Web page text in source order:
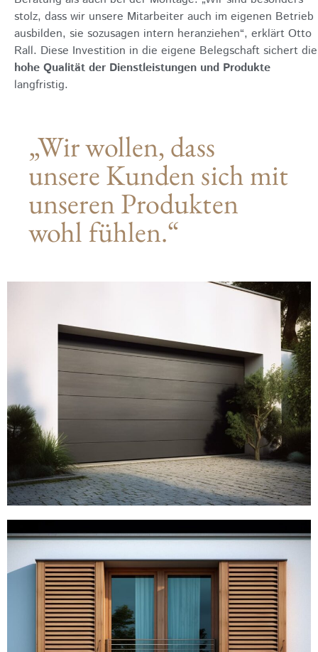
stolz, dass wir unsere Mitarbeiter auch im eigenen Betrieb
ausbilden, sie sozusagen intern heranziehen“, erklärt Otto
Rall. Diese Investition in die eigene Belegschaft sichert die
hohe Qualität der Dienstleistungen und Produkte
langfristig.
„Wir wollen, dass
unsere Kunden sich mit
unseren Produkten
wohl fühlen.“